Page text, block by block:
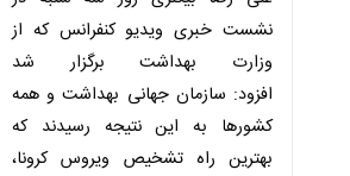
نشست خبری ویدیو کنفرانس که از
وزارت بهداشت برگزار شد
افزود: سازمان جهانی بهداشت و همه
کشورها به این نتیجه رسیدند که
بهترین راه تشخیص ویروس کرونا،